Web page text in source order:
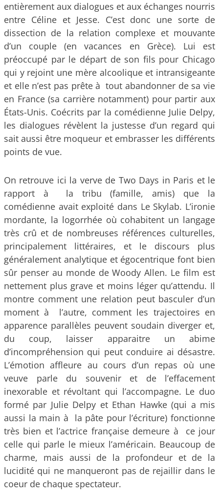
entièrement aux dialogues et aux échanges nourris
entre Céline et Jesse. C’est donc une sorte de
dissection de la relation complexe et mouvante
d’un couple (en vacances en Grèce). Lui est
préoccupé par le départ de son fils pour Chicago
qui y rejoint une mère alcoolique et intransigeante
et elle n’est pas prête à tout abandonner de sa vie
en France (sa carrière notamment) pour partir aux
États-Unis. Coécrits par la comédienne Julie Delpy,
les dialogues révèlent la justesse d’un regard qui
sait aussi être moqueur et embrasser les différents
points de vue.
On retrouve ici la verve de Two Days in Paris et le
rapport à la tribu (famille, amis) que la
comédienne avait exploité dans Le Skylab. L’ironie
mordante, la logorrhée où cohabitent un langage
très crû et de nombreuses références culturelles,
principalement littéraires, et le discours plus
généralement analytique et égocentrique font bien
sûr penser au monde de Woody Allen. Le film est
nettement plus grave et moins léger qu’attendu. Il
montre comment une relation peut basculer d’un
moment à l’autre, comment les trajectoires en
apparence parallèles peuvent soudain diverger et,
du coup, laisser apparaitre un abime
d’incompréhension qui peut conduire ai désastre.
L’émotion affleure au cours d’un repas où une
veuve parle du souvenir et de l’effacement
inexorable et révoltant qui l’accompagne. Le duo
formé par Julie Delpy et Ethan Hawke (qui a mis
aussi la main à la pâte pour l’écriture) fonctionne
très bien et l’actrice française demeure à ce jour
celle qui parle le mieux l’américain. Beaucoup de
charme, mais aussi de la profondeur et de la
lucidité qui ne manqueront pas de rejaillir dans le
coeur de chaque spectateur.